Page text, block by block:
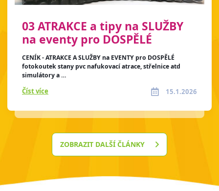
03 ATRAKCE a tipy na SLUŽBY
na eventy pro DOSPĚLÉ
CENÍK - ATRAKCE A SLUŽBY na EVENTY pro DOSPĚLÉ
fotokoutek stany pvc nafukovací atrace, střelnice atd
simulátory a …
Číst více 15.1.2026
ZOBRAZIT DALŠÍ ČLÁNKY